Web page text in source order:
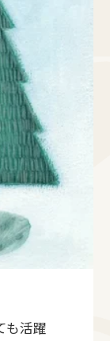
も活躍